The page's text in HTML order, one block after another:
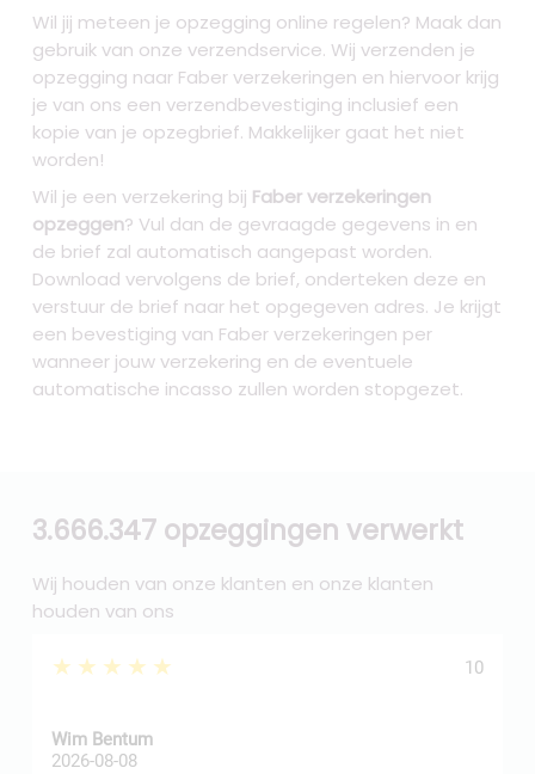
Wil jij meteen je opzegging online regelen? Maak dan
gebruik van onze verzendservice. Wij verzenden je
opzegging naar Faber verzekeringen en hiervoor krijg
je van ons een verzendbevestiging inclusief een
kopie van je opzegbrief. Makkelijker gaat het niet
worden!
Wil je een verzekering bij Faber verzekeringen
opzeggen? Vul dan de gevraagde gegevens in en
de brief zal automatisch aangepast worden.
Download vervolgens de brief, onderteken deze en
verstuur de brief naar het opgegeven adres. Je krijgt
een bevestiging van Faber verzekeringen per
wanneer jouw verzekering en de eventuele
automatische incasso zullen worden stopgezet.
3.666.347 opzeggingen verwerkt
Wij houden van onze klanten en onze klanten
houden van ons
★★★★★ 10
Wim Bentum
2026-08-08